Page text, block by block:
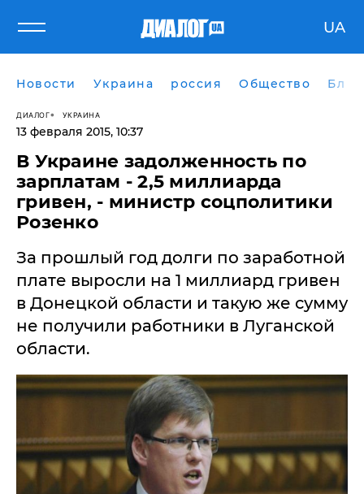
UA
Новости Украина россия Общество
ДИАЛОГ УКРАИНА
13 февраля 2015, 10:37
​В Украине задолженность по
зарплатам - 2,5 миллиарда
гривен, - министр соцполитики
Розенко
За прошлый год долги по заработной
плате выросли на 1 миллиард гривен
в Донецкой области и такую же сумму
не получили работники в Луганской
области.